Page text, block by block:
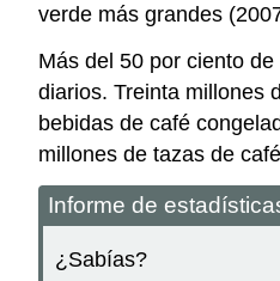
verde más grandes
Más del 50 por ciento
diarios. Treinta millones
bebidas de café
millones de tazas de
Informe de
¿Sabías?